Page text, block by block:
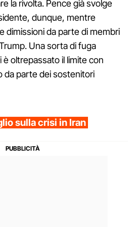
la rivolta. Pence già svolge
dunque, mentre
dimissioni da parte di membri
Una sorta di fuga
oltrepassato il limite con
da parte dei sostenitori
sulla crisi in Iran